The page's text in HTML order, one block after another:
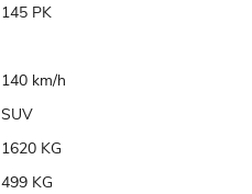
145 PK
140 km/h
SUV
1620 KG
499 KG